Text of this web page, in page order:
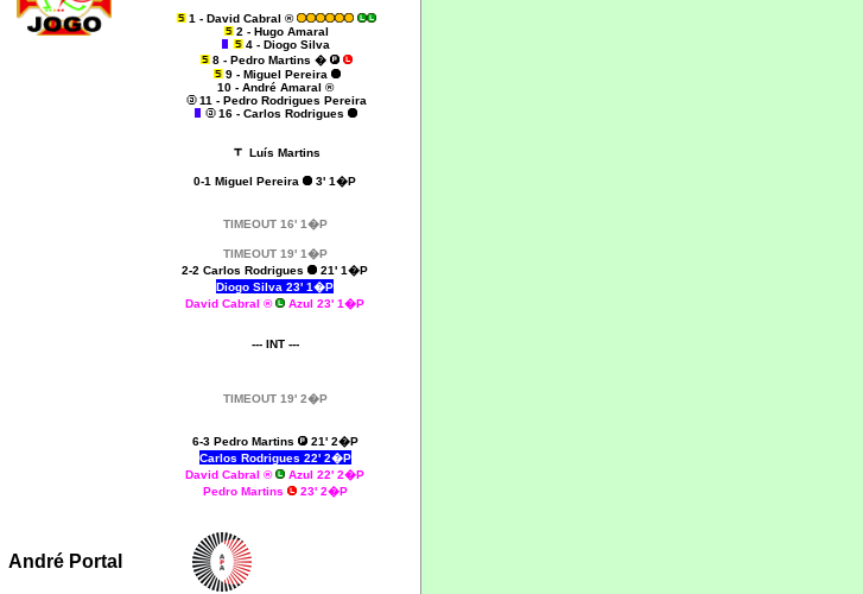
1 - David Cabral ®
2 - Hugo Amaral
4 - Diogo Silva
8 - Pedro Martins �
9 - Miguel Pereira
10 - André Amaral ®
11 - Pedro Rodrigues Pereira
16 - Carlos Rodrigues
Luís Martins
0-1 Miguel Pereira 3' 1�P
TIMEOUT 16' 1�P
TIMEOUT 19' 1�P
2-2 Carlos Rodrigues
21' 1�P
Diogo Silva 23' 1�P
David Cabral ®
Azul 23' 1�P
--- INT ---
TIMEOUT 19' 2�P
6-3 Pedro Martins
21' 2�P
Carlos Rodrigues 22' 2�P
David Cabral ®
Azul 22' 2�P
Pedro Martins
23' 2�P
André Portal